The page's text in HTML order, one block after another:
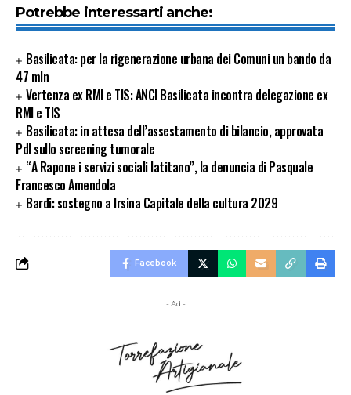
Potrebbe interessarti anche:
Basilicata: per la rigenerazione urbana dei Comuni un bando da
47 mln
Vertenza ex RMI e TIS: ANCI Basilicata incontra delegazione ex
RMI e TIS
Basilicata: in attesa dell’assestamento di bilancio, approvata
Pdl sullo screening tumorale
“A Rapone i servizi sociali latitano”, la denuncia di Pasquale
Francesco Amendola
Bardi: sostegno a Irsina Capitale della cultura 2029
Facebook
- Ad -